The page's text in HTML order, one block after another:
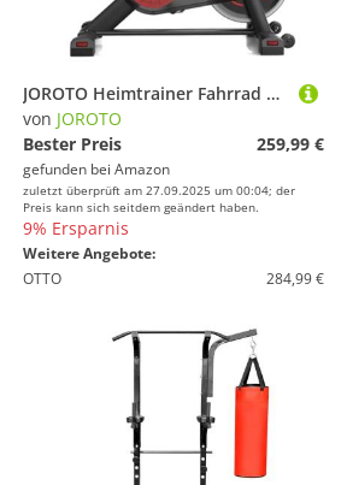
JOROTO Heimtrainer Fahrrad mit Exklusiver App,0-100% Magnetwiderstand, leises Ergometer Hometrainer für Indoor-Workouts, mit LCD-Monitor, Tablet- und Getränkehalter, bis 120 kg (Schwarz)
von JOROTO
Bester Preis
259,99 €
gefunden bei Amazon
zuletzt überprüft am 27.09.2025 um 00:04; der
Preis kann sich seitdem geändert haben.
9% Ersparnis
Weitere Angebote:
OTTO
284,99 €